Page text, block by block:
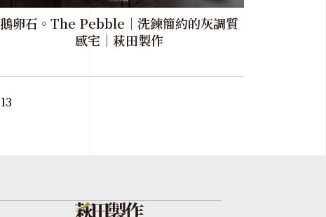
鵝卵石。The Pebble｜洗鍊簡約的灰調質
感宅｜萩田製作
13